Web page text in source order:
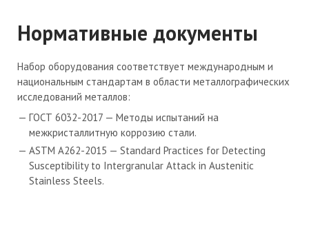
Нормативные документы
Набор оборудования соответствует международным и
национальным стандартам в области металлографических
исследований металлов:
ГОСТ 6032-2017 — Методы испытаний на
межкристаллитную коррозию стали.
ASTM A262-2015 — Standard Practices for Detecting
Susceptibility to Intergranular Attack in Austenitic
Stainless Steels.